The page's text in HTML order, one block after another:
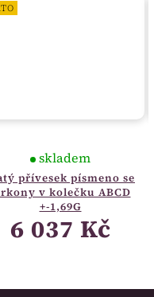
přívesek písmeno se
v kolečku ABCD
+-1,69G
skladem
6 037 Kč